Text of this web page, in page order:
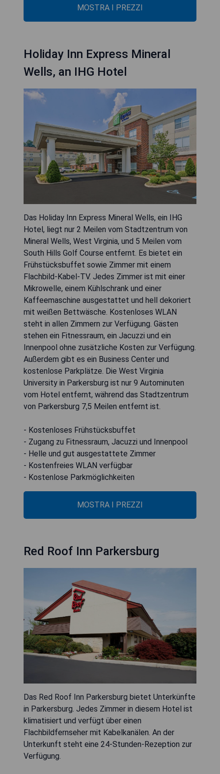
MOSTRA I PREZZI
Holiday Inn Express Mineral
Wells, an IHG Hotel
Das Holiday Inn Express Mineral Wells, ein IHG
Hotel, liegt nur 2 Meilen vom Stadtzentrum von
Mineral Wells, West Virginia, und 5 Meilen vom
South Hills Golf Course entfernt. Es bietet ein
Frühstücksbuffet sowie Zimmer mit einem
Flachbild-Kabel-TV. Jedes Zimmer ist mit einer
Mikrowelle, einem Kühlschrank und einer
Kaffeemaschine ausgestattet und hell dekoriert
mit weißen Bettwäsche. Kostenloses WLAN
steht in allen Zimmern zur Verfügung. Gästen
stehen ein Fitnessraum, ein Jacuzzi und ein
Innenpool ohne zusätzliche Kosten zur Verfügung.
Außerdem gibt es ein Business Center und
kostenlose Parkplätze. Die West Virginia
University in Parkersburg ist nur 9 Autominuten
vom Hotel entfernt, während das Stadtzentrum
von Parkersburg 7,5 Meilen entfernt ist.
- Kostenloses Frühstücksbuffet
- Zugang zu Fitnessraum, Jacuzzi und Innenpool
- Helle und gut ausgestattete Zimmer
- Kostenfreies WLAN verfügbar
- Kostenlose Parkmöglichkeiten
MOSTRA I PREZZI
Red Roof Inn Parkersburg
Das Red Roof Inn Parkersburg bietet Unterkünfte
in Parkersburg. Jedes Zimmer in diesem Hotel ist
klimatisiert und verfügt über einen
Flachbildfernseher mit Kabelkanälen. An der
Unterkunft steht eine 24-Stunden-Rezeption zur
Verfügung.